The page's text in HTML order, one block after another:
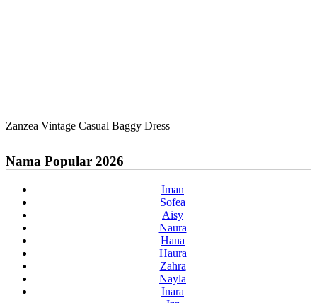
Zanzea Vintage Casual Baggy Dress
Nama Popular 2026
Iman
Sofea
Aisy
Naura
Hana
Haura
Zahra
Nayla
Inara